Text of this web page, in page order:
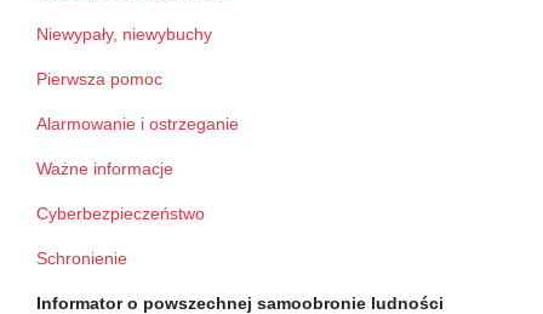
Niewypały, niewybuchy
Pierwsza pomoc
Alarmowanie i ostrzeganie
Ważne informacje
Cyberbezpieczeństwo
Schronienie
Informator o powszechnej samoobronie ludności